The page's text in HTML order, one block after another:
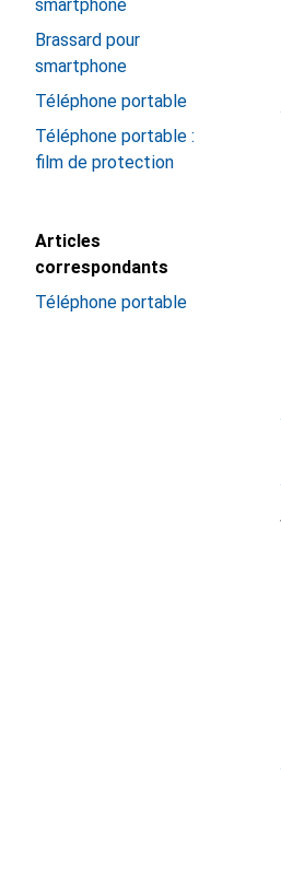
smartphone
Brassard pour
smartphone
Téléphone portable
Téléphone portable :
film de protection
Articles
correspondants
Téléphone portable